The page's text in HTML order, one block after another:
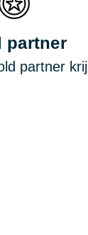
partner
partner